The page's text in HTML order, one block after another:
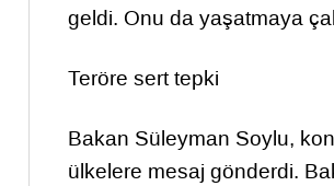
geldi. Onu da yaşatmaya
Teröre sert tepki
Bakan Süleyman Soylu,
ülkelere mesaj gönderdi.